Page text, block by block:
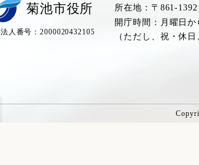
菊池市役所
法人番号：2000020432105
所在地：〒861-
開庁時間：月曜日か
（ただし、祝・休